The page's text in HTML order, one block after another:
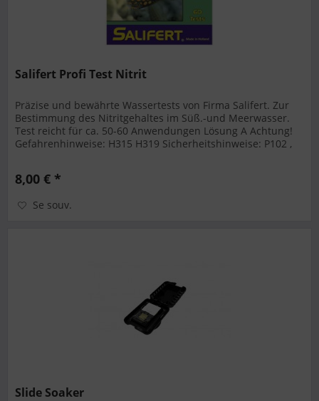
Salifert Profi Test Nitrit
Präzise und bewährte Wassertests von Firma Salifert. Zur
Bestimmung des Nitritgehaltes im Süß.-und Meerwasser.
Test reicht für ca. 50-60 Anwendungen Lösung A Achtung!
Gefahrenhinweise: H315 H319 Sicherheitshinweise: P102 ,
8,00 € *
Se souv.
Slide Soaker